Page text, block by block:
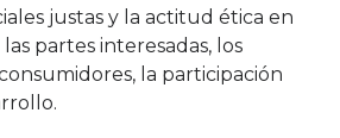
justas y la actitud ética en
partes interesadas, los
la participación